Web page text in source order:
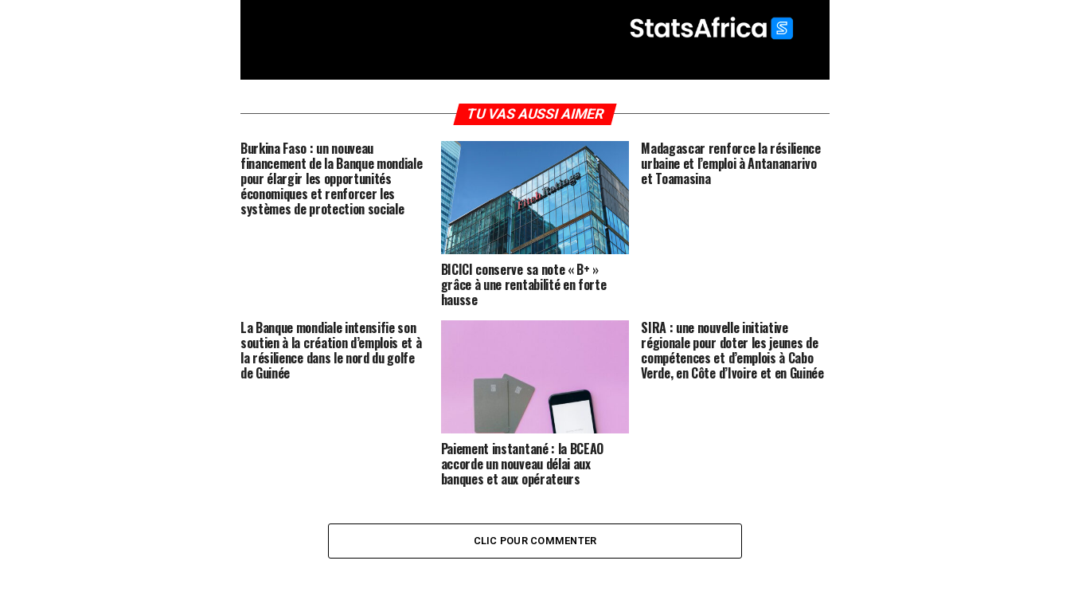
TU VAS AUSSI AIMER
Burkina Faso : un nouveau
financement de la Banque mondiale
pour élargir les opportunités
économiques et renforcer les
systèmes de protection sociale
BICICI conserve sa note « B+ »
grâce à une rentabilité en forte
hausse
Madagascar renforce la résilience
urbaine et l’emploi à Antananarivo
et Toamasina
La Banque mondiale intensifie son
soutien à la création d’emplois et à
la résilience dans le nord du golfe
de Guinée
Paiement instantané : la BCEAO
accorde un nouveau délai aux
banques et aux opérateurs
SIRA : une nouvelle initiative
régionale pour doter les jeunes de
compétences et d’emplois à Cabo
Verde, en Côte d’Ivoire et en Guinée
CLIC POUR COMMENTER